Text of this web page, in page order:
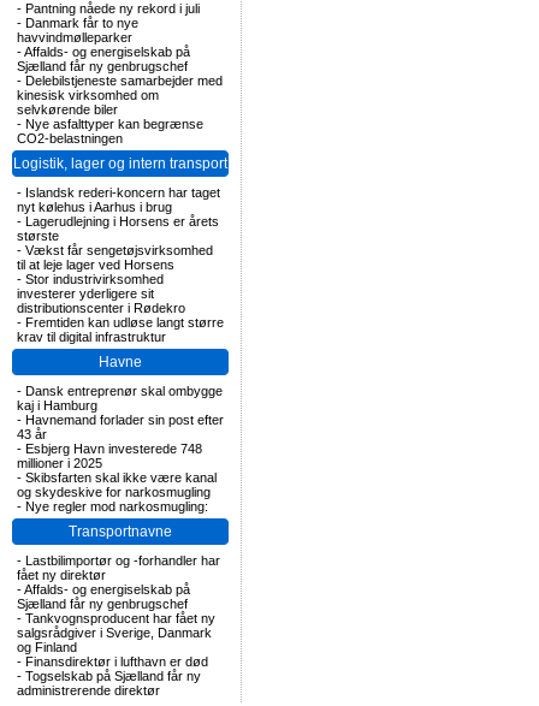
- Pantning nåede ny rekord i juli
- Danmark får to nye
havvindmølleparker
-Affalds- og energiselskab på
Sjælland får ny genbrugschef
- Delebilstjeneste samarbejder med
kinesisk virksomhed om
selvkørende biler
- Nye asfalttyper kan begrænse
CO2-belastningen
Logistik, lager og intern transport
- Islandsk rederi-koncern har taget
nyt kølehus i Aarhus i brug
- Lagerudlejning i Horsens er årets
største
- Vækst får sengetøjsvirksomhed
til at leje lager ved Horsens
- Stor industrivirksomhed
investerer yderligere sit
distributionscenter i Rødekro
- Fremtiden kan udløse langt større
krav til digital infrastruktur
Havne
- Dansk entreprenør skal ombygge
kaj i Hamburg
- Havnemand forlader sin post efter
43 år
- Esbjerg Havn investerede 748
millioner i 2025
- Skibsfarten skal ikke være kanal
og skydeskive for narkosmugling
- Nye regler mod narkosmugling:
Transportnavne
- Lastbilimportør og -forhandler har
fået ny direktør
-Affalds- og energiselskab på
Sjælland får ny genbrugschef
- Tankvognsproducent har fået ny
salgsrådgiver i Sverige, Danmark
og Finland
- Finansdirektør i lufthavn er død
- Togselskab på Sjælland får ny
administrerende direktør